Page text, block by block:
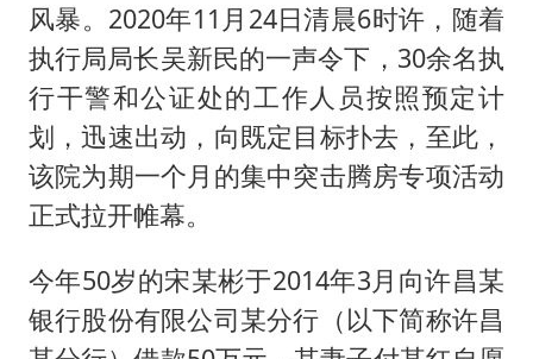
风暴。2020年11月24日清晨6时许，随着
执行局局长吴新民的一声令下，30余名执
行干警和公证处的工作人员按照预定计
划，迅速出动，向既定目标扑去，至此，
该院为期一个月的集中突击腾房专项活动
正式拉开帷幕。
今年50岁的宋某彬于2014年3月向许昌某
银行股份有限公司某分行（以下简称许昌